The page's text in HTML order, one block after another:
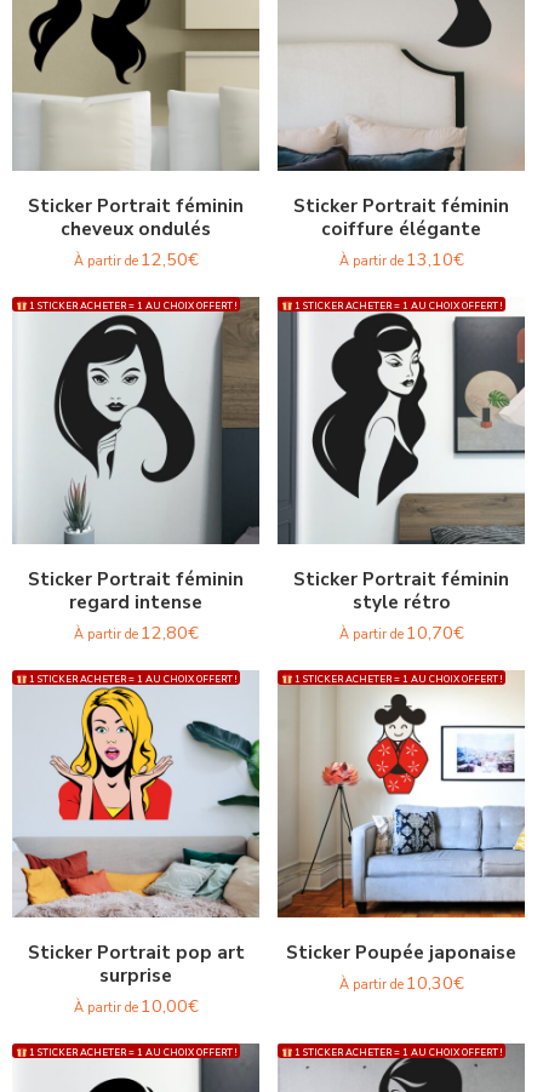
Sticker Portrait féminin
cheveux ondulés
À partir de 12,50€
Sticker Portrait féminin
coiffure élégante
À partir de 13,10€
1 STICKER ACHETER = 1 AU CHOIX OFFERT !
Sticker Portrait féminin
regard intense
À partir de 12,80€
1 STICKER ACHETER = 1 AU CHOIX OFFERT !
Sticker Portrait féminin
style rétro
À partir de 10,70€
1 STICKER ACHETER = 1 AU CHOIX OFFERT !
Sticker Portrait pop art
surprise
À partir de 10,00€
1 STICKER ACHETER = 1 AU CHOIX OFFERT !
Sticker Poupée japonaise
À partir de 10,30€
1 STICKER ACHETER = 1 AU CHOIX OFFERT ! 1 STICKER ACHETER = 1 AU CHOIX OFFERT !